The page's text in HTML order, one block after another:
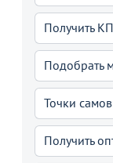
Получить КП
Подобрать
Точки
Получить